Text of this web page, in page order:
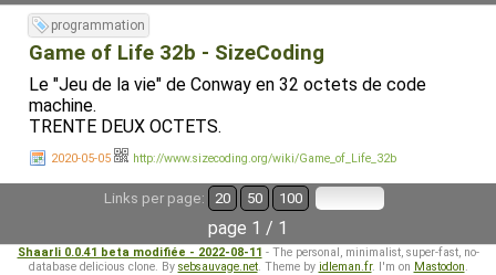
programmation
Game of Life 32b - SizeCoding
Le "Jeu de la vie" de Conway en 32 octets de code
machine.
TRENTE DEUX OCTETS.
2020-05-05 http://www.sizecoding.org/wiki/Game_of_Life_32b
Links per page: 20 50 100
page 1 / 1
Shaarli 0.0.41 beta modifiée - 2022-08-11 - The personal, minimalist, super-fast, no-
database delicious clone. By sebsauvage.net. Theme by idleman.fr. I'm on Mastodon.